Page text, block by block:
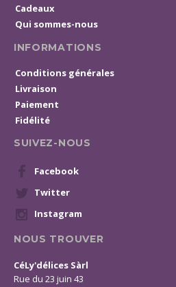
Cadeaux
Qui sommes-nous
INFORMATIONS
Conditions générales
Livraison
Paiement
Fidélité
SUIVEZ-NOUS
Facebook
Twitter
Instagram
NOUS TROUVER
CéLy'délices Sàrl
Rue du 23 juin 43